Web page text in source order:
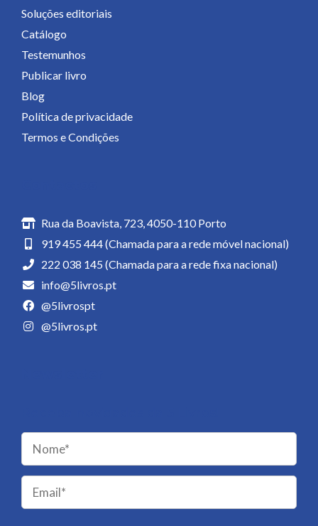
Soluções editoriais
Catálogo
Testemunhos
Publicar livro
Blog
Política de privacidade
Termos e Condições
Rua da Boavista, 723, 4050-110 Porto
919 455 444 (Chamada para a rede móvel nacional)
222 038 145 (Chamada para a rede fixa nacional)
info@5livros.pt
@5livrospt
@5livros.pt
Please
leave
this